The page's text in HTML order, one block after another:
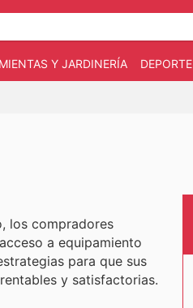
Y JARDINERÍA DEPORTE
los compradores
a equipamiento
para que sus
y satisfactorias.